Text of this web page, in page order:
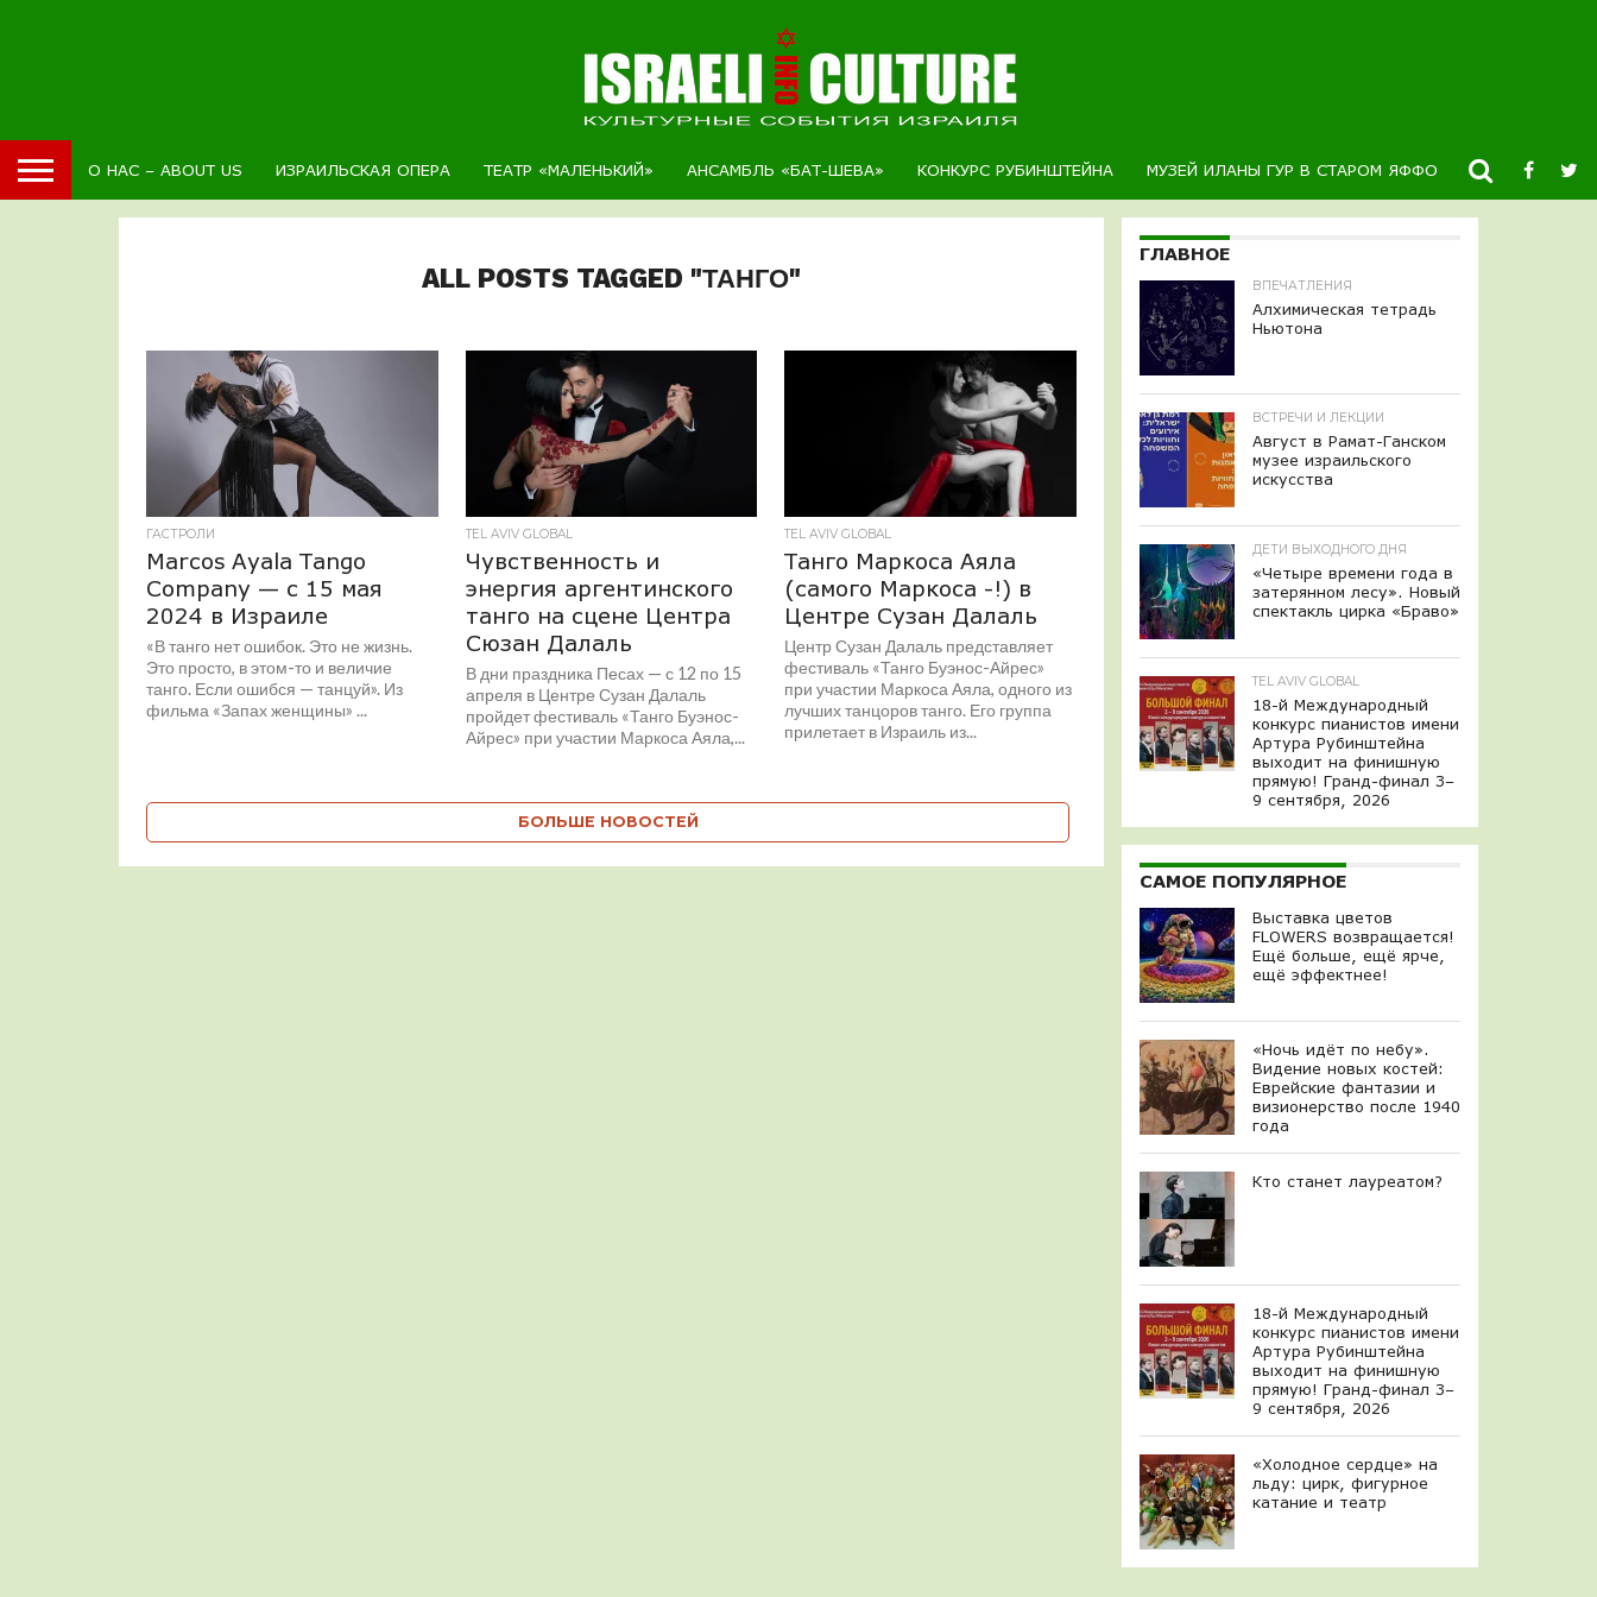
О НАС – ABOUT US ИЗРАИЛЬСКАЯ ОПЕРА ТЕАТР «МАЛЕНЬКИЙ» АНСАМБЛЬ «БАТ-ШЕВА» КОНКУРС РУБИНШТЕЙНА МУЗЕЙ ИЛАНЫ ГУР В СТАРОМ ЯФФО НОВОСТИ
ALL POSTS TAGGED "ТАНГО"
ГАСТРОЛИ
Marcos Ayala Tango
Company — c 15 мая
2024 в Израиле
«В танго нет ошибок. Это не жизнь.
Это просто, в этом-то и величие
танго. Если ошибся — танцуй». Из
фильма «Запах женщины» ...
TEL AVIV GLOBAL
Чувственность и
энергия аргентинского
танго на сцене Центра
Сюзан Далаль
В дни праздника Песах — с 12 по 15
апреля в Центре Сузан Далаль
пройдет фестиваль «Танго Буэнос-
Айрес» при участии Маркоса Аяла,...
TEL AVIV GLOBAL
Танго Маркоса Аяла
(самого Маркоса -!) в
Центре Сузан Далаль
Центр Сузан Далаль представляет
фестиваль «Танго Буэнос-Айрес»
при участии Маркоса Аяла, одного из
лучших танцоров танго. Его группа
прилетает в Израиль из...
БОЛЬШЕ НОВОСТЕЙ
ГЛАВНОЕ
ВПЕЧАТЛЕНИЯ
Алхимическая тетрадь
Ньютона
ВСТРЕЧИ И ЛЕКЦИИ
Август в Рамат-Ганском
музее израильского
искусства
ДЕТИ ВЫХОДНОГО ДНЯ
«Четыре времени года в
затерянном лесу». Новый
спектакль цирка «Браво»
TEL AVIV GLOBAL
18-й Международный
конкурс пианистов имени
Артура Рубинштейна
выходит на финишную
прямую! Гранд-финал 3–
9 сентября, 2026
САМОЕ ПОПУЛЯРНОЕ
Выставка цветов
FLOWERS возвращается!
Ещё больше, ещё ярче,
ещё эффектнее!
«Ночь идёт по небу».
Видение новых костей:
Еврейские фантазии и
визионерство после 1940
года
Кто станет лауреатом?
18-й Международный
конкурс пианистов имени
Артура Рубинштейна
выходит на финишную
прямую! Гранд-финал 3–
9 сентября, 2026
«Холодное сердце» на
льду: цирк, фигурное
катание и театр